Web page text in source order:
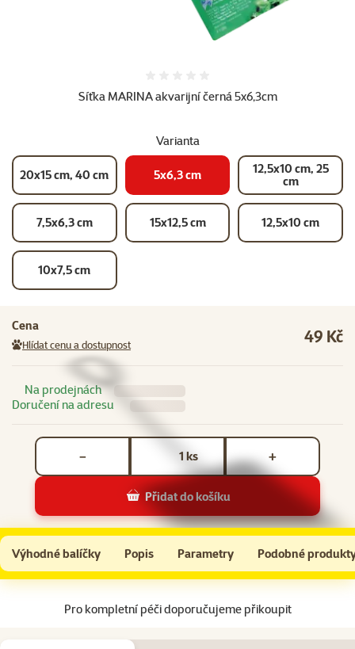
Síťka MARINA akvarijní černá 5x6,3cm
Varianta
20x15 cm, 40 cm 5x6,3 cm
12,5x10 cm, 25
cm
7,5x6,3 cm 15x12,5 cm 12,5x10 cm
10x7,5 cm
Cena
Hlídat cenu a dostupnost 49 Kč
Na prodejnách
Doručení na adresu
ks
− +
Přidat do košíku
Síťka MARINA akvarijní černá 5x6,3cm
Do košíku
Výhodné balíčky Popis Parametry Podobné
Na začátek stránky
Pro kompletní péči doporučujeme přikoupit